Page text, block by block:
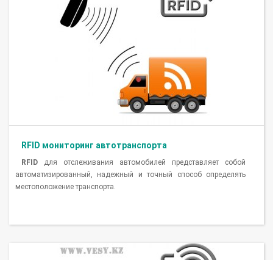
RFID мониторинг автотранспорта
RFID для отслеживания автомобилей представляет собой
автоматизированный, надежный и точный способ определять
местоположение транспорта.